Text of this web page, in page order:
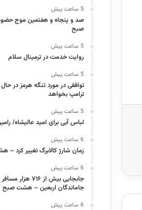
5 ساعت پیش
صد و پنجاه و هفتمین موج
صبح
5 ساعت پیش
روایت خدمت در ترمینال سلام
5 ساعت پیش
توافقی در مورد تنگه هرمز در
ترامپ بخواهد
5 ساعت پیش
لباس آبی برای امید عالیشاه/
6 ساعت پیش
زمان شارژ کالابرگ تغییر کرد
6 ساعت پیش
جابجایی بیش از
جاماندگان اربعین – هشت صبح
6 ساعت پیش